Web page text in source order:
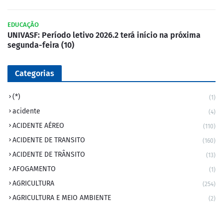
EDUCAÇÃO
UNIVASF: Período letivo 2026.2 terá início na próxima
segunda-feira (10)
Categorias
(*) (1)
acidente (4)
ACIDENTE AÉREO (110)
ACIDENTE DE TRANSITO (160)
ACIDENTE DE TRÂNSITO (13)
AFOGAMENTO (1)
AGRICULTURA (254)
AGRICULTURA E MEIO AMBIENTE (2)